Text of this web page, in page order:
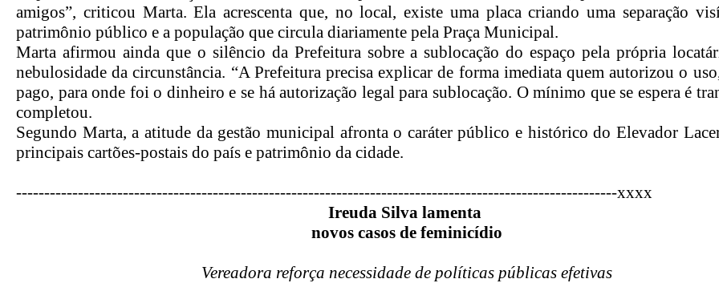
amigos”, criticou Marta. Ela acrescenta que, no local, existe uma placa criando uma separação
patrimônio público e a população que circula diariamente pela Praça Municipal.
Marta afirmou ainda que o silêncio da Prefeitura sobre a sublocação do espaço pela própria
nebulosidade da circunstância. “A Prefeitura precisa explicar de forma imediata quem autorizou o
pago, para onde foi o dinheiro e se há autorização legal para sublocação. O mínimo que se espera é
completou.
Segundo Marta, a atitude da gestão municipal afronta o caráter público e histórico do Elevador
principais cartões-postais do país e patrimônio da cidade.
-----------------------------------------------------------------------------------------------------------xxxx
Ireuda Silva lamenta
novos casos de feminicídio
Vereadora reforça necessidade de políticas públicas efetivas